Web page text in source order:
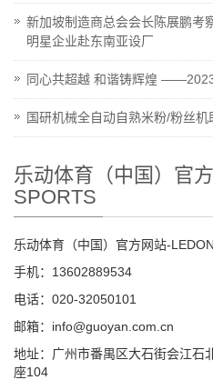
新加坡制造商总会会长陈展鹏考
明星企业赴东南亚设厂
同心共超越 和谐铸辉煌
国研机械全自动自熟米粉/粉丝
乐动体育（中国）官
SPORTS
乐动体育（中国）官方网站-
手机：13602889534
电话：020-32050101
邮箱：info@guoyan.com.cn
地址：广州市番禺区大石街会江石
座104